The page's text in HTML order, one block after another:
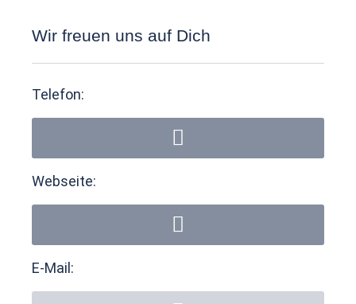
Wir freuen uns auf Dich
Telefon:
Webseite:
E-Mail: